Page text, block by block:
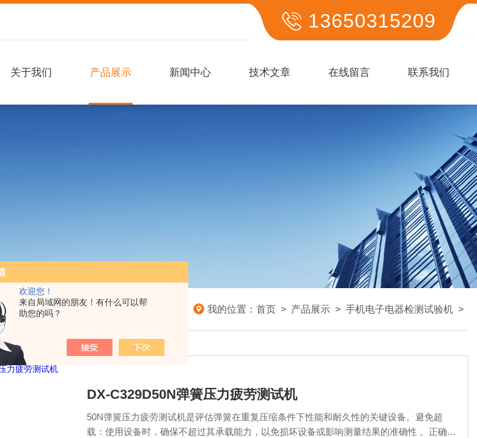
欢迎您！
来自局域网的朋友！有什么可以帮
助您的吗？
13650315209
关于我们 产品展示 新闻中心 技术文章 在线留言 联系我们
我的位置： 首页 > 产品展示 > 手机电子电器检测试验机 >
DX-C329D50N弹簧压力疲劳测试机
50N弹簧压力疲劳测试机是评估弹簧在重复压缩条件下性能和耐久性的关键设备。避免超
载：使用设备时，确保不超过其承载能力，以免损坏设备或影响测量结果的准确性 。正确使